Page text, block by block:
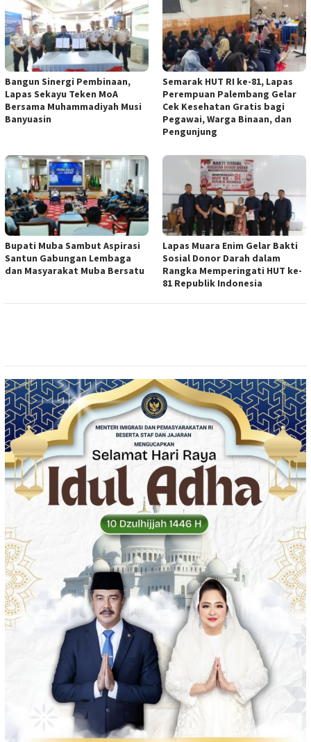
Bangun Sinergi Pembinaan,
Lapas Sekayu Teken MoA
Bersama Muhammadiyah Musi
Banyuasin
Semarak HUT RI ke-81, Lapas
Perempuan Palembang Gelar
Cek Kesehatan Gratis bagi
Pegawai, Warga Binaan, dan
Pengunjung
Bupati Muba Sambut Aspirasi
Santun Gabungan Lembaga
dan Masyarakat Muba Bersatu
Lapas Muara Enim Gelar Bakti
Sosial Donor Darah dalam
Rangka Memperingati HUT ke-
81 Republik Indonesia